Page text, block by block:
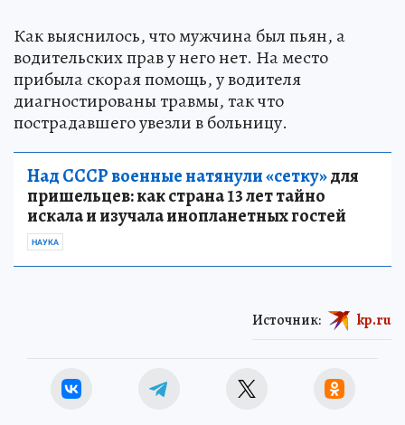
Как выяснилось, что мужчина был пьян, а
водительских прав у него нет. На место
прибыла скорая помощь, у водителя
диагностированы травмы, так что
пострадавшего увезли в больницу.
Над СССР военные натянули «сетку»для
пришельцев: как страна 13 лет тайно
искала и изучала инопланетных гостей
НАУКА
Источник: kp.ru